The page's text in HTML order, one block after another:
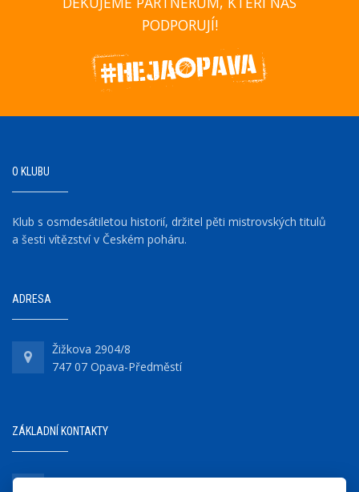
PODPORUJÍ!
O KLUBU
Klub s osmdesátiletou historií, držitel pěti mistrovských titulů
a šesti vítězství v Českém poháru.
ADRESA
Žižkova 2904/8
747 07 Opava-Předměstí
ZÁKLADNÍ KONTAKTY
+420 737 218 679